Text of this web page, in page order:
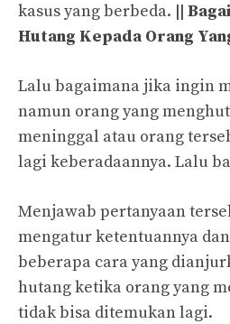
kasus yang berbeda. ||
Hutang Kepada Orang
Lalu bagaimana jika ingin
namun orang yang
meninggal atau orang
lagi keberadaannya. Lalu
Menjawab pertanyaan
mengatur ketentuannya
beberapa cara yang
hutang ketika orang yang
tidak bisa ditemukan lagi.